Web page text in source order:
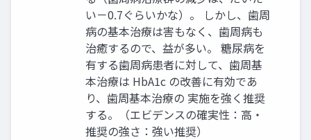
い－0.7ぐらいかな）。 しかし、歯周
病の基本治療は害もなく、歯周病も
治癒するので、益が多い。 糖尿病を
有する歯周病患者に対して、歯周基
本治療は HbA1c の改善に有効であ
り、歯周基本治療の 実施を強く推奨
する。（エビデンスの確実性：高・
推奨の強さ：強い推奨）